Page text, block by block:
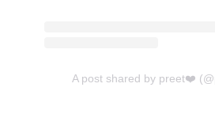
A post shared by preet❤️